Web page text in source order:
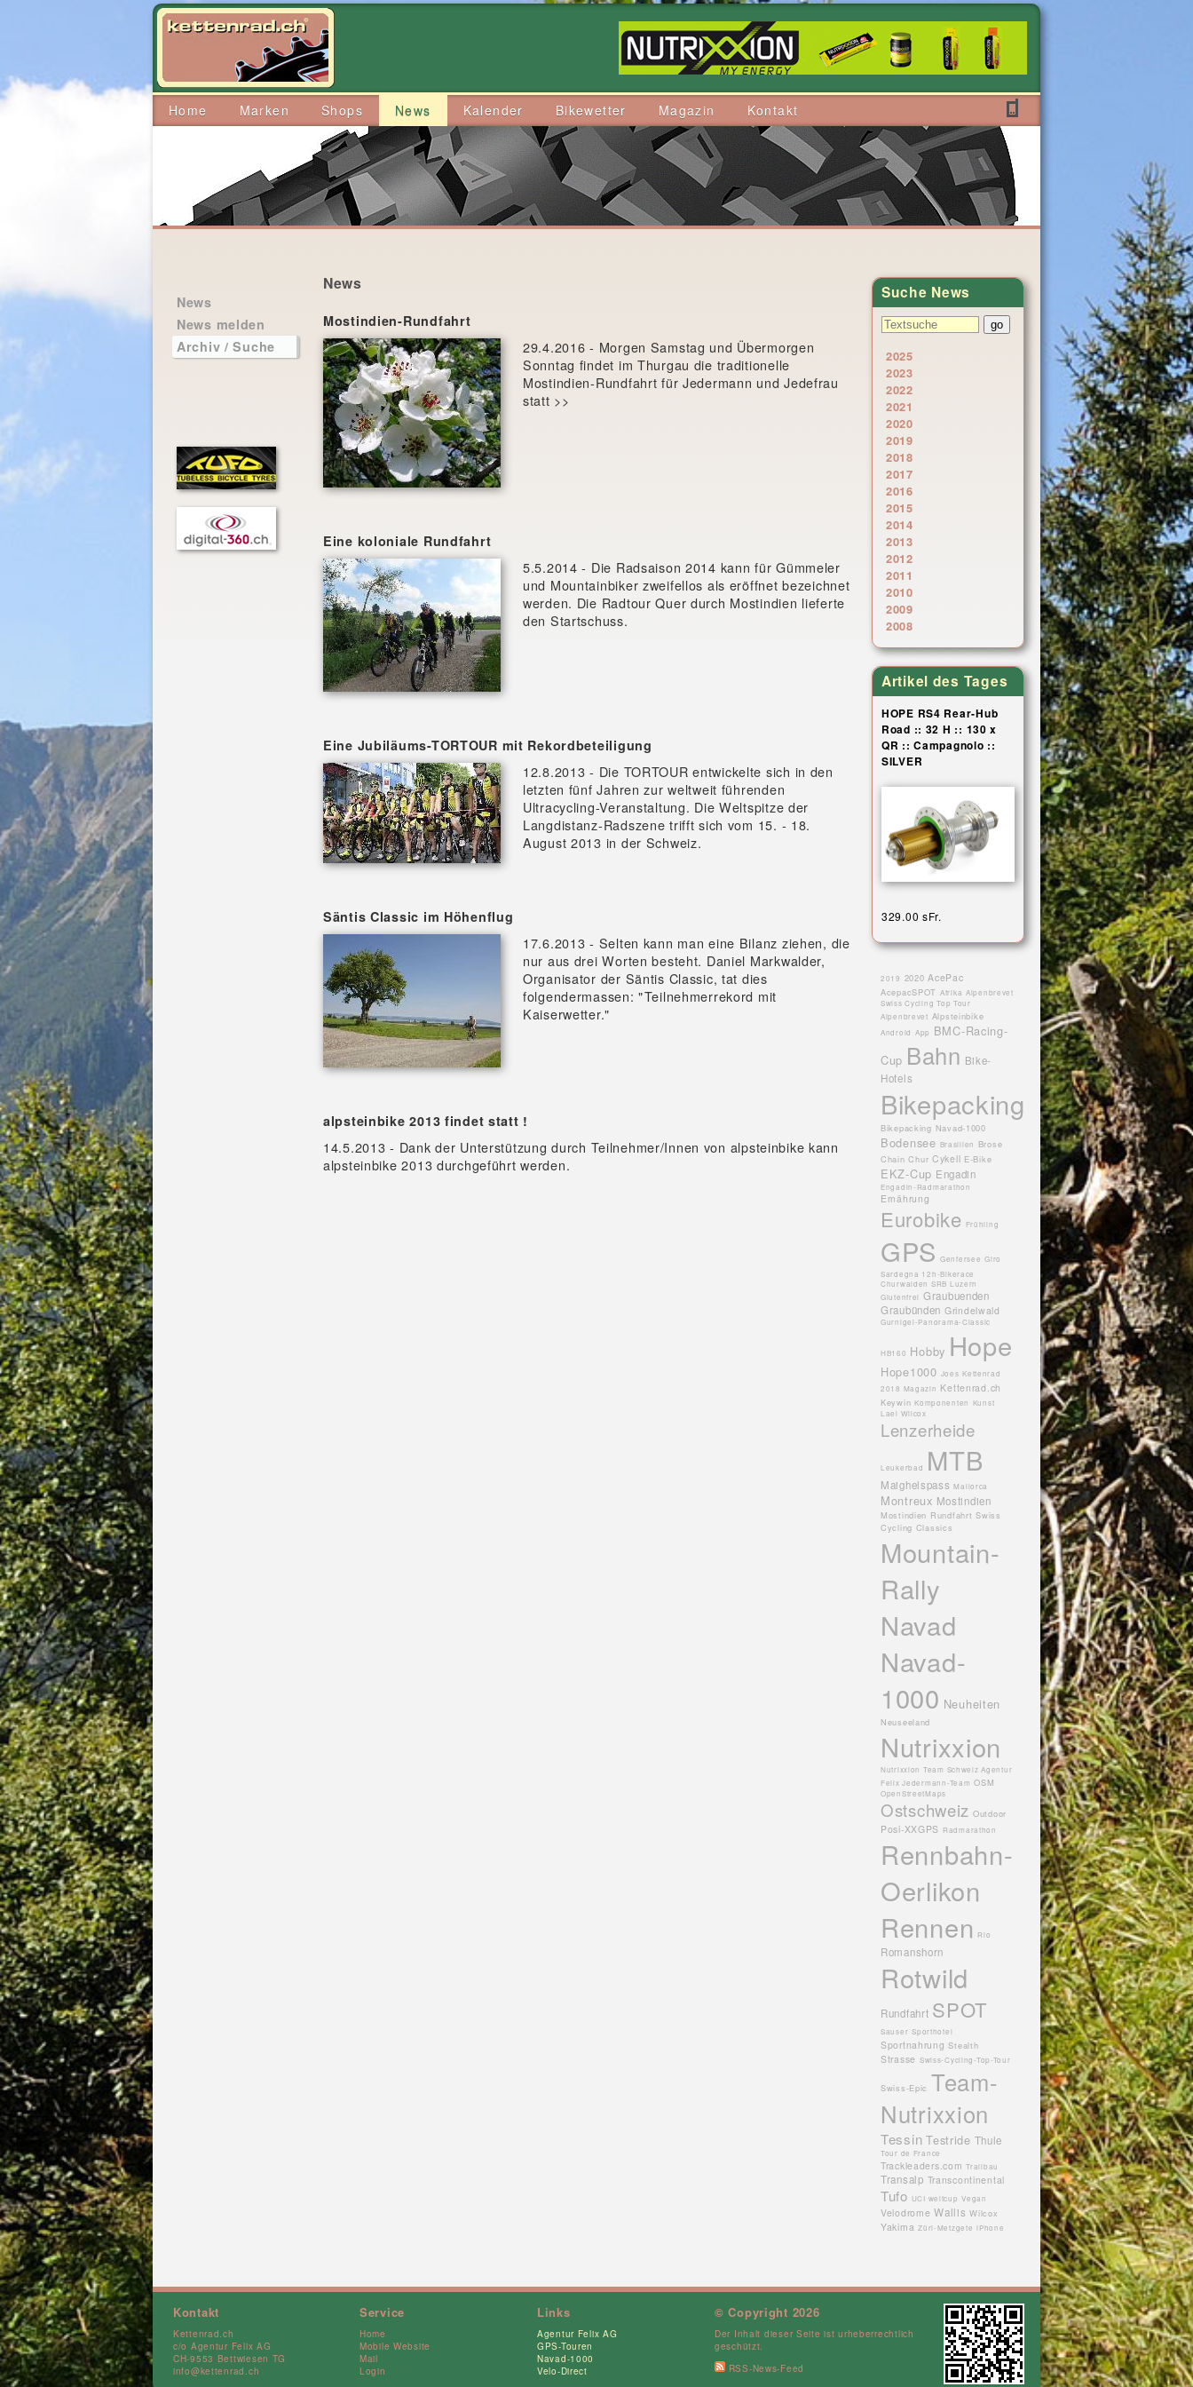
Home Marken Shops News Kalender Bikewetter Magazin Kontakt
News
News melden
Archiv / Suche
News
Mostindien-Rundfahrt
29.4.2016 - Morgen Samstag und Übermorgen
Sonntag findet im Thurgau die traditionelle
Mostindien-Rundfahrt für Jedermann und Jedefrau
statt >>
Eine koloniale Rundfahrt
5.5.2014 - Die Radsaison 2014 kann für Gümmeler
und Mountainbiker zweifellos als eröffnet bezeichnet
werden. Die Radtour Quer durch Mostindien lieferte
den Startschuss.
Eine Jubiläums-TORTOUR mit Rekordbeteiligung
12.8.2013 - Die TORTOUR entwickelte sich in den
letzten fünf Jahren zur weltweit führenden
Ultracycling-Veranstaltung. Die Weltspitze der
Langdistanz-Radszene trifft sich vom 15. - 18.
August 2013 in der Schweiz.
Säntis Classic im Höhenflug
17.6.2013 - Selten kann man eine Bilanz ziehen, die
nur aus drei Worten besteht. Daniel Markwalder,
Organisator der Säntis Classic, tat dies
folgendermassen: "Teilnehmerrekord mit
Kaiserwetter."
alpsteinbike 2013 findet statt !
14.5.2013 - Dank der Unterstützung durch Teilnehmer/Innen von alpsteinbike kann
alpsteinbike 2013 durchgeführt werden.
Suche News
2025
2023
2022
2021
2020
2019
2018
2017
2016
2015
2014
2013
2012
2011
2010
2009
2008
Artikel des Tages
HOPE RS4 Rear-Hub
Road :: 32 H :: 130 x
QR :: Campagnolo ::
SILVER
329.00 sFr.
2019 2020 AcePac
AcepacSPOT Afrika Alpenbrevet
Swiss Cycling Top Tour
Alpenbrevet Alpsteinbike
Android App
BMC-Racing-
Cup Bahn Bike-
Hotels
Bikepacking
Bikepacking Navad-1000
Bodensee Brasilien
Brose
Chain Chur Cykell E-Bike
EKZ-Cup Engadin
Engadin-Radmarathon
Ernährung
Eurobike Frühling
GPS Genfersee Giro
Sardegna 12h-Bikerace
Churwalden SRB Luzern
Glutenfrei Graubuenden
Graubünden Grindelwald
Gurnigel-Panorama-Classic
HB160 Hobby Hope
Hope1000 Joes Kettenrad
2018 Magazin Kettenrad.ch
Keywin Komponenten Kunst
Lael Wilcox
Lenzerheide
Leukerbad MTB
Maighelspass Mallorca
Montreux Mostindien
Mostindien Rundfahrt Swiss
Cycling Classics
Mountain-
Rally
Navad
Navad-
1000 Neuheiten
Neuseeland
Nutrixxion
Nutrixxion Team Schweiz Agentur
Felix Jedermann-Team OSM
OpenStreetMaps
Ostschweiz Outdoor
Posi-XXGPS Radmarathon
Rennbahn-
Oerlikon
Rennen
Rio
Romanshorn
Rotwild
Rundfahrt SPOT
Sauser Sporthotel
Sportnahrung Stealth
Strasse Swiss-Cycling-Top-Tour
Swiss-Epic Team-
Nutrixxion
Tessin Testride Thule
Tour de France
Trackleaders.com Trailbau
Transalp Transcontinental
Tufo UCI weltcup Vegan
Velodrome Wallis Wilcox
Yakima Züri-Metzgete iPhone
Kontakt
Kettenrad.ch
c/o Agentur Felix AG
CH-9553 Bettwiesen TG
info@kettenrad.ch
Service
Home
Mobile Website
Mail
Login
Links
Agentur Felix AG
GPS-Touren
Navad-1000
Velo-Direct
© Copyright 2026
Der Inhalt dieser Seite ist urheberrechtlich
geschützt.
RSS-News-Feed